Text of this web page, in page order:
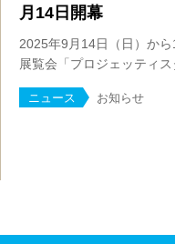
月14日開幕
2025年9月14日（日）か
展覧会「プロジェッティ
ニュース お知らせ